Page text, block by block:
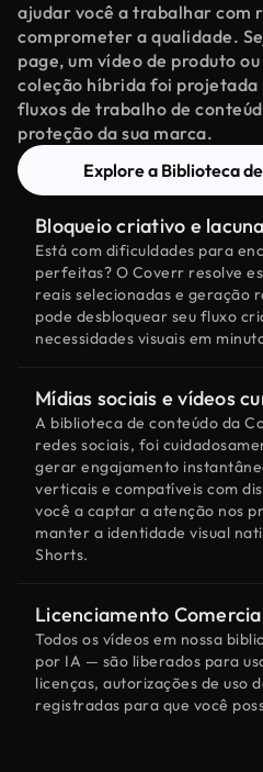
ajudar você a trabalhar com
comprometer a qualidade.
page, um vídeo de produto
coleção híbrida foi projetada
fluxos de trabalho de
proteção da sua marca.
Explore a Biblioteca
Bloqueio criativo e
Está com dificuldades para
perfeitas? O Coverr resolve
reais selecionadas e geração
pode desbloquear seu fluxo
necessidades visuais em
Mídias sociais e vídeos
A biblioteca de conteúdo da
redes sociais, foi
gerar engajamento
verticais e compatíveis com
você a captar a atenção nos
manter a identidade visual
Shorts.
Licenciamento
Todos os vídeos em nossa
por IA — são liberados para
licenças, autorizações de uso
registradas para que você